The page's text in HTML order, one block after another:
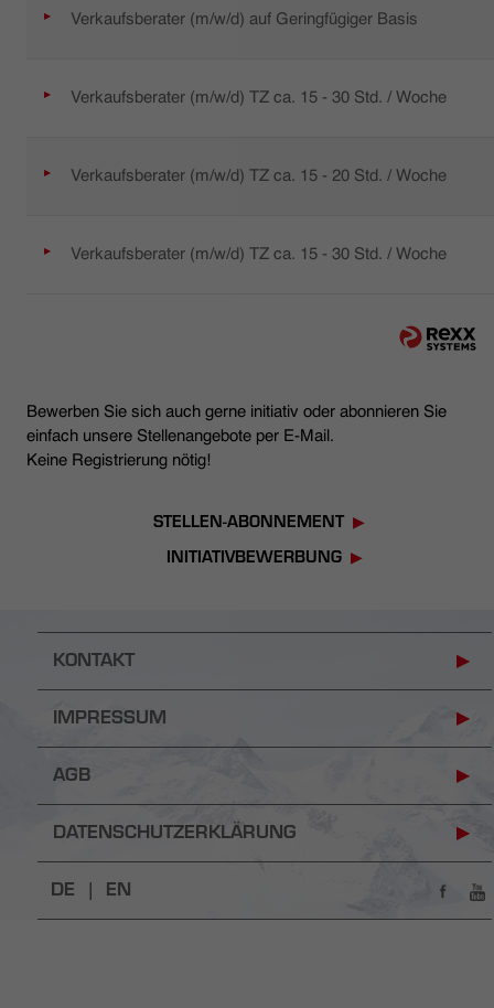
Verkaufsberater (m/w/d) auf Geringfügiger Basis
Verkaufsberater (m/w/d) TZ ca. 15 - 30 Std. / Woche
Verkaufsberater (m/w/d) TZ ca. 15 - 20 Std. / Woche
Verkaufsberater (m/w/d) TZ ca. 15 - 30 Std. / Woche
Bewerben Sie sich auch gerne initiativ oder abonnieren Sie
einfach unsere Stellenangebote per E-Mail.
Keine Registrierung nötig!
STELLEN-ABONNEMENT
INITIATIVBEWERBUNG
KONTAKT
IMPRESSUM
AGB
DATENSCHUTZERKLÄRUNG
DE | EN